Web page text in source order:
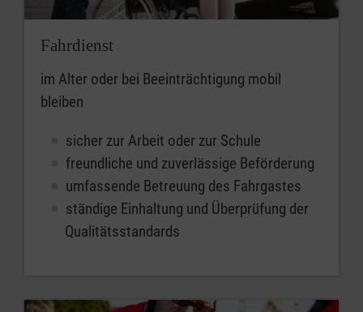
Fahrdienst
im Alter oder bei Beeinträchtigung mobil
bleiben
sicher zur Arbeit oder zur Schule
freundliche und zuverlässige Beförderung
umfassende Betreuung des Fahrgastes
ständige Einhaltung und Überprüfung der
Qualitätsstandards